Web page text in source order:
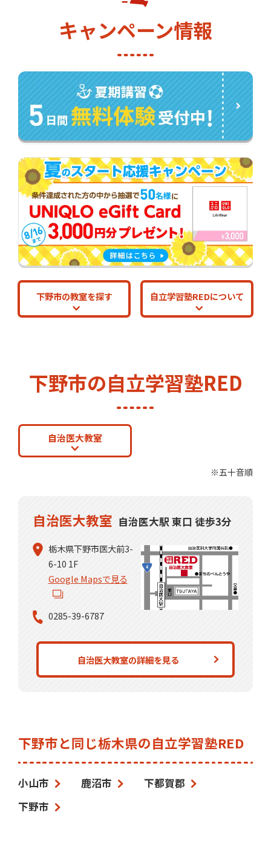
キャンペーン情報
下野市の教室を探す 自立学習塾REDについて
下野市の自立学習塾RED
自治医大教室
※五十音順
自治医大教室 自治医大駅 東口 徒歩3分
栃木県下野市医大前3-
6-10 1F
Google Mapsで見る
0285-39-6787
自治医大教室の詳細を見る
下野市と同じ栃木県の自立学習塾RED
小山市 鹿沼市
下都賀郡
下野市